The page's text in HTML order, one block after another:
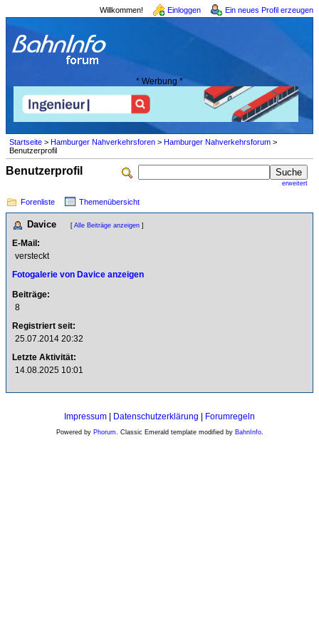
Willkommen! Einloggen Ein neues Profil erzeugen
* Werbung *
Startseite > Hamburger Nahverkehrsforen > Hamburger Nahverkehrsforum >
Benutzerprofil
erweitert
Benutzerprofil
Forenliste Themenübersicht
Davice [ Alle Beiträge anzeigen ]
E-Mail:
versteckt
Fotogalerie von Davice anzeigen
Beiträge:
8
Registriert seit:
25.07.2014 20:32
Letzte Aktivität:
14.08.2025 10:01
Impressum Datenschutzerklärung Forumregeln
Powered by Phorum. Classic Emerald template modified by BahnInfo.